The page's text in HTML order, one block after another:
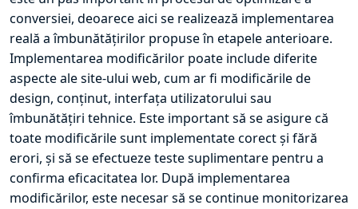
conversiei, deoarece aici se realizează implementarea
reală a îmbunătățirilor propuse în etapele anterioare.
Implementarea modificărilor poate include diferite
aspecte ale site-ului web, cum ar fi modificările de
design, conținut, interfața utilizatorului sau
îmbunătățiri tehnice. Este important să se asigure că
toate modificările sunt implementate corect și fără
erori, și să se efectueze teste suplimentare pentru a
confirma eficacitatea lor. După implementarea
modificărilor, este necesar să se continue monitorizarea